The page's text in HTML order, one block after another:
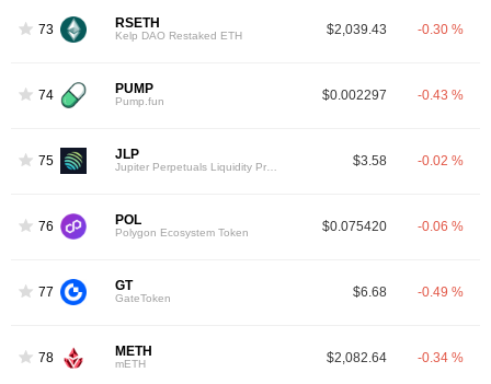
73 RSETH
Kelp DAO Restaked ETH $2,039.43 -0.30 %
74 PUMP
Pump.fun $0.002297 -0.43 %
75 JLP $3.58 -0.02 %
76 POL
Polygon Ecosystem Token $0.075420 -0.06 %
77 GT
GateToken $6.68 -0.49 %
78 METH
mETH $2,082.64 -0.34 %